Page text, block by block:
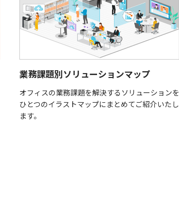
業務課題別ソリューションマップ
オフィスの業務課題を解決するソリューションを
ひとつのイラストマップにまとめてご紹介いたし
ます。